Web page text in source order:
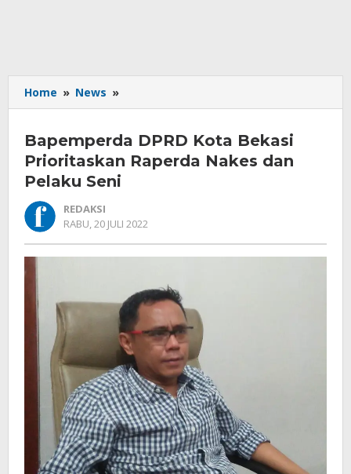
Home » News »
DPRD
Bekasi
Prioritaskan
Raperda
Pelaku
Seni
Bapemperda DPRD Kota Bekasi
Prioritaskan Raperda Nakes dan
Pelaku Seni
REDAKSI
RABU, 20 JULI 2022